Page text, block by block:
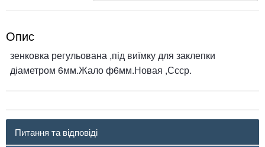
Опис
зенковка регульована ,під виїмку для заклепки
діаметром 6мм.Жало ф6мм.Новая ,Ссср.
Питання та відповіді